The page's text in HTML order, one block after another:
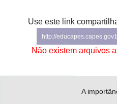
Secretaria de Governo
Gabinete de Segurança Institucional
Use este link
http://
Não existem arquivos
A